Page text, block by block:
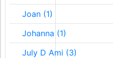
Joan (1)
Johanna (1)
July D Ami (3)